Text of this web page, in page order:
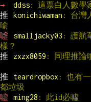
→
ddss: 這票白人數學
推
konichiwaman : 台灣
喻
噓
smalljacky03 : 護航
樣？
推
zxzx8059 : 同理推論
推 teardropbox : 也有
都垃圾
噓
ming28 : 此id必噓